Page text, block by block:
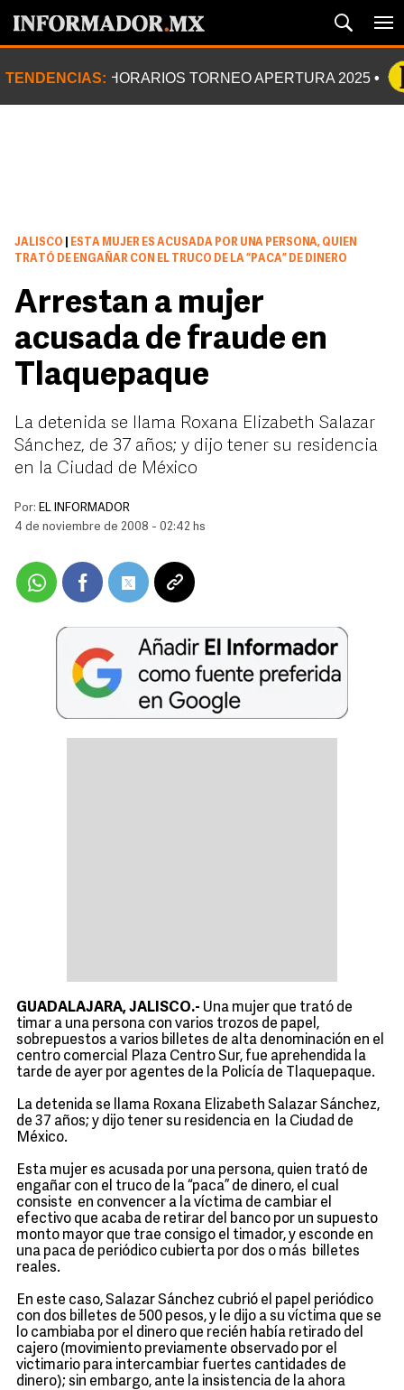
TENDENCIAS: HORARIOS TORNEO APERTURA 2025
JALISCO
ESTA MUJER ES ACUSADA POR UNA PERSONA, QUIEN
TRATÓ DE ENGAÑAR CON EL TRUCO DE LA “PACA” DE DINERO
Arrestan a mujer
acusada de fraude en
Tlaquepaque
La detenida se llama Roxana Elizabeth Salazar
Sánchez, de 37 años; y dijo tener su residencia
en la Ciudad de México
Por: EL INFORMADOR
4 de noviembre de 2008 - 02:42 hs
GUADALAJARA, JALISCO.- Una mujer que trató de
timar a una persona con varios trozos de papel,
sobrepuestos a varios billetes de alta denominación en el
centro comercial Plaza Centro Sur, fue aprehendida la
tarde de ayer por agentes de la Policía de Tlaquepaque.
La detenida se llama Roxana Elizabeth Salazar Sánchez,
de 37 años; y dijo tener su residencia en la Ciudad de
México.
Esta mujer es acusada por una persona, quien trató de
engañar con el truco de la “paca” de dinero, el cual
consiste en convencer a la víctima de cambiar el
efectivo que acaba de retirar del banco por un supuesto
monto mayor que trae consigo el timador, y esconde en
una paca de periódico cubierta por dos o más billetes
reales.
En este caso, Salazar Sánchez cubrió el papel periódico
con dos billetes de 500 pesos, y le dijo a su víctima que se
lo cambiaba por el dinero que recién había retirado del
cajero (movimiento previamente observado por el
victimario para intercambiar fuertes cantidades de
dinero); sin embargo, ante la insistencia de la ahora